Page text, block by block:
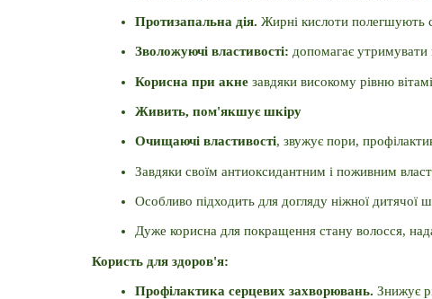
Протизапальна дія. Жирні кислоти полегшують
Зволожуючі властивості: допомагає утримувати
Корисна при акне завдяки високому рівню
Живить, пом'якшує шкіру
Очищаючі властивості, звужує пори,
Завдяки своїм антиоксидантним і поживним
Особливо підходить для догляду ніжної дитячої
Дуже корисна для покращення стану волосся,
Користь для здоров'я:
Профілактика серцевих захворювань. Знижує